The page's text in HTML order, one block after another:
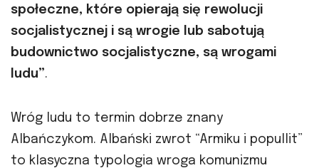
społeczne, które opierają się rewolucji
socjalistycznej i są wrogie lub sabotują
budownictwo socjalistyczne, są wrogami
ludu”.
Wróg ludu to termin dobrze znany
Albańczykom. Albański zwrot “Armiku i popullit”
to klasyczna typologia wroga komunizmu